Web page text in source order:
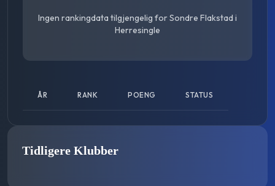
Ingen rankingdata tilgjengelig forSondre Flakstad i
Herresingle
ÅR RANK POENG STATUS
Tidligere Klubber